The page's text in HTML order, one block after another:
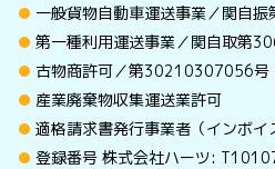
一般貨物自動車運送事業／関自振
第一種利用運送事業／関自取第
古物商許可／第30210307056号
産業廃棄物収集運送業許可
適格請求書発行事業者（インボイ
登録番号 株式会社ハーツ: